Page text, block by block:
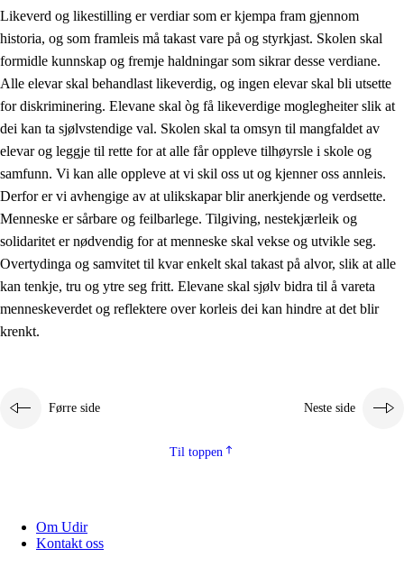
1.5 Respekt for naturen og miljøbevisstheit
1.6 Demokrati og medverknad
Likeverd og likestilling er verdiar som er kjempa fram gjennom
historia, og som framleis må takast vare på og styrkjast. Skolen skal
formidle kunnskap og fremje haldningar som sikrar desse verdiane.
Alle elevar skal behandlast likeverdig, og ingen elevar skal bli utsette
for diskriminering. Elevane skal òg få likeverdige moglegheiter slik at
dei kan ta sjølvstendige val. Skolen skal ta omsyn til mangfaldet av
elevar og leggje til rette for at alle får oppleve tilhøyrsle i skole og
samfunn. Vi kan alle oppleve at vi skil oss ut og kjenner oss annleis.
Derfor er vi avhengige av at ulikskapar blir anerkjende og verdsette.
Menneske er sårbare og feilbarlege. Tilgiving, nestekjærleik og
solidaritet er nødvendig for at menneske skal vekse og utvikle seg.
Overtydinga og samvitet til kvar enkelt skal takast på alvor, slik at alle
kan tenkje, tru og ytre seg fritt. Elevane skal sjølv bidra til å vareta
menneskeverdet og reflektere over korleis dei kan hindre at det blir
krenkt.
Førre side Neste side
Til toppen
Om Udir
Kontakt oss